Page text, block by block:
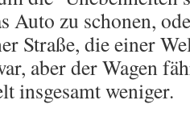
Auto zu schonen,
Straße, die einer
aber der Wagen
insgesamt weniger.